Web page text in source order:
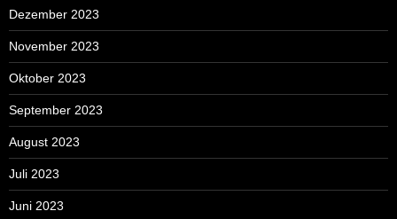
Dezember 2023
November 2023
Oktober 2023
September 2023
August 2023
Juli 2023
Juni 2023